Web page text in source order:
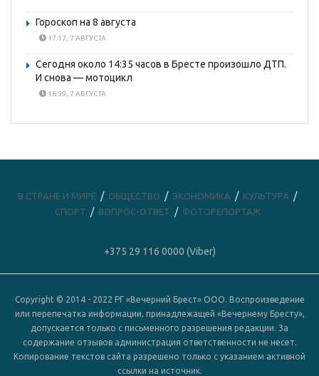
Гороскоп на 8 августа
17:17, 7 АВГУСТА
Сегодня около 14:35 часов в Бресте произошло ДТП.
И снова — мотоцикл
16:59, 7 АВГУСТА
В СТРАНЕ И МИРЕ ОБЩЕСТВО ЭКОНОМИКА
КУЛЬТУРА
СПОРТ
ВОПРОС-ОТВЕТ ФОТОРЕПОРТАЖ
+375 29 116 0000 (Viber)
Copyright © 2014 - 2022 РГ «Вечерний Брест» ООО. Воспроизведение
или перепечатка информации, принадлежащей «Вечернему Бресту»,
допускается только с письменного разрешения редакции. За
содержание отзывов администрация ответственности не несет.
Копирование текстов сайта разрешено только с указанием активной
ссылки на источник.